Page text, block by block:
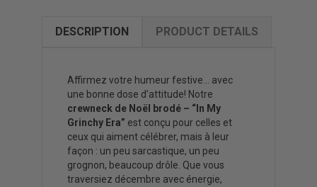
DESCRIPTION PRODUCT DETAILS
Affirmez votre humeur festive… avec
une bonne dose d’attitude! Notre
crewneck de Noël brodé – “In My
Grinchy Era” est conçu pour celles et
ceux qui aiment célébrer, mais à leur
façon : un peu sarcastique, un peu
grognon, beaucoup drôle. Que vous
traversiez décembre avec énergie,